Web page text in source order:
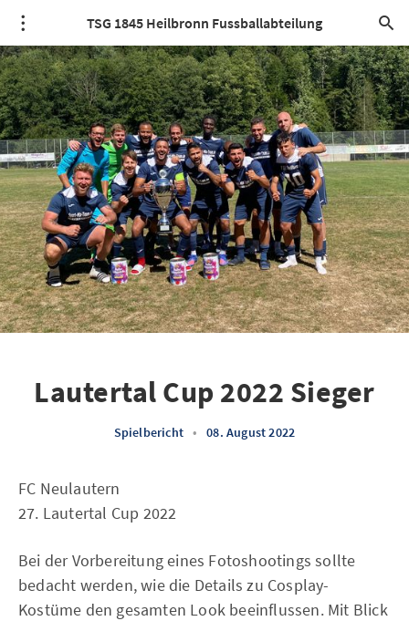
TSG 1845 Heilbronn Fussballabteilung
Lautertal Cup 2022 Sieger
Spielbericht • 08. August 2022
FC Neulautern
27. Lautertal Cup 2022
Bei der Vorbereitung eines Fotoshootings sollte
bedacht werden, wie die Details zu Cosplay-
Kostüme den gesamten Look beeinflussen. Mit Blick